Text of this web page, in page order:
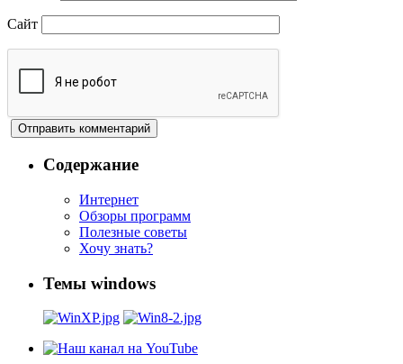
Сайт
Содержание
Интернет
Обзоры программ
Полезные советы
Хочу знать?
Темы windows